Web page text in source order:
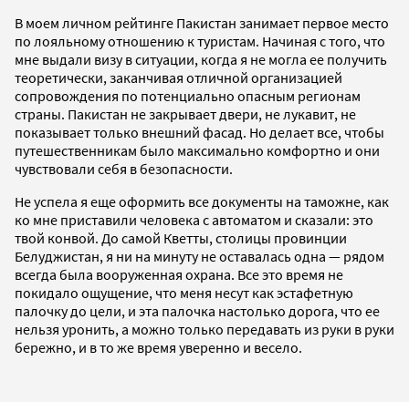
В моем личном рейтинге Пакистан занимает первое место
по лояльному отношению к туристам. Начиная с того, что
мне выдали визу в ситуации, когда я не могла ее получить
теоретически, заканчивая отличной организацией
сопровождения по потенциально опасным регионам
страны. Пакистан не закрывает двери, не лукавит, не
показывает только внешний фасад. Но делает все, чтобы
путешественникам было максимально комфортно и они
чувствовали себя в безопасности.
Не успела я еще оформить все документы на таможне, как
ко мне приставили человека с автоматом и сказали: это
твой конвой. До самой Кветты, столицы провинции
Белуджистан, я ни на минуту не оставалась одна — рядом
всегда была вооруженная охрана. Все это время не
покидало ощущение, что меня несут как эстафетную
палочку до цели, и эта палочка настолько дорога, что ее
нельзя уронить, а можно только передавать из руки в руки
бережно, и в то же время уверенно и весело.